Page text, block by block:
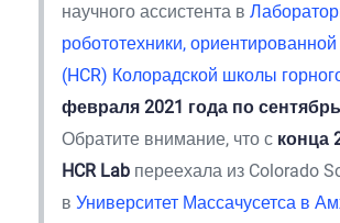
научного ассистента в
робототехники,
(HCR) Колорадской школы
февраля 2021 года по
Обратите внимание, что с конца
HCR Labпереехала из Colorado
в Университет Массачусетса в